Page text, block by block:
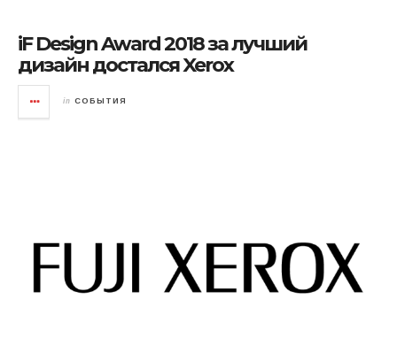
iF Design Award 2018 за лучший
дизайн достался Xerox
in СОБЫТИЯ